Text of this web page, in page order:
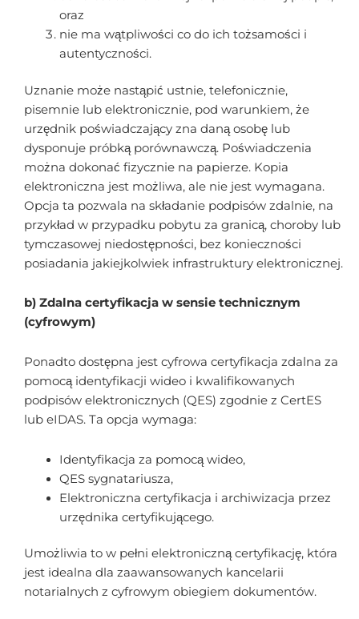
oraz
nie ma wątpliwości co do ich tożsamości i
autentyczności.
Uznanie może nastąpić ustnie, telefonicznie,
pisemnie lub elektronicznie, pod warunkiem, że
urzędnik poświadczający zna daną osobę lub
dysponuje próbką porównawczą. Poświadczenia
można dokonać fizycznie na papierze. Kopia
elektroniczna jest możliwa, ale nie jest wymagana.
Opcja ta pozwala na składanie podpisów zdalnie, na
przykład w przypadku pobytu za granicą, choroby lub
tymczasowej niedostępności, bez konieczności
posiadania jakiejkolwiek infrastruktury elektronicznej.
b) Zdalna certyfikacja w sensie technicznym
(cyfrowym)
Ponadto dostępna jest cyfrowa certyfikacja zdalna za
pomocą identyfikacji wideo i kwalifikowanych
podpisów elektronicznych (QES) zgodnie z CertES
lub eIDAS. Ta opcja wymaga:
Identyfikacja za pomocą wideo,
QES sygnatariusza,
Elektroniczna certyfikacja i archiwizacja przez
urzędnika certyfikującego.
Umożliwia to w pełni elektroniczną certyfikację, która
jest idealna dla zaawansowanych kancelarii
notarialnych z cyfrowym obiegiem dokumentów.